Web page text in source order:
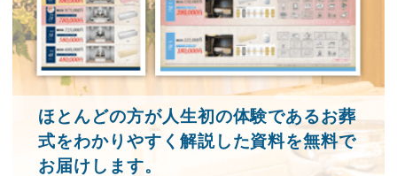
ほとんどの方が人生初の体験であるお葬
式をわかりやすく解説した資料を無料で
お届けします。